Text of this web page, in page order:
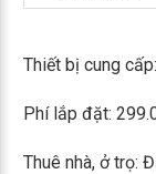
Thiết bị cung
Phí lắp đặt:
Thuê nhà, ở trọ: